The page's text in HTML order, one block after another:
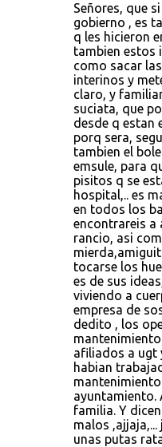
Señores, que
gobierno , es
q les hicieron
tambien estos
como sacar
interinos y
claro, y
suciata, que
desde q estan
porq sera,
tambien el
emsule, para
pisitos q se
hospital,.. es
en todos los
encontrareis a
rancio, asi
tocarse los
es de sus
viviendo a
empresa de
dedito , los
mantenimiento
afiliados a ugt
habian
ayuntamiento.
familia. Y
malos
unas putas